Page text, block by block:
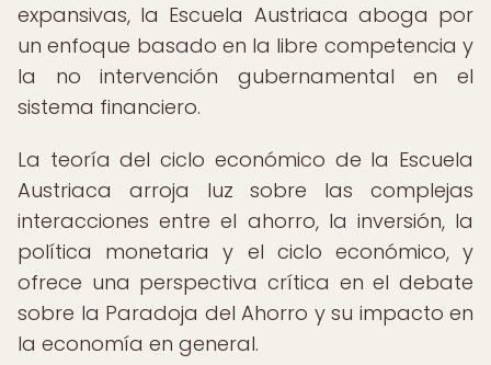
expansivas, la Escuela Austriaca aboga por
un enfoque basado en la libre competencia y
la no intervención gubernamental en el
sistema financiero.
La teoría del ciclo económico de la Escuela
Austriaca arroja luz sobre las complejas
interacciones entre el ahorro, la inversión, la
política monetaria y el ciclo económico, y
ofrece una perspectiva crítica en el debate
sobre la Paradoja del Ahorro y su impacto en
la economía en general.